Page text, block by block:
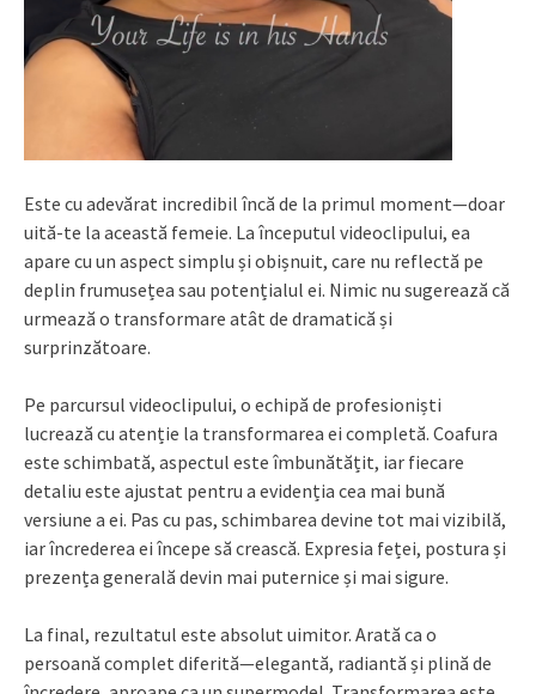
Este cu adevărat incredibil încă de la primul moment—doar
uită-te la această femeie. La începutul videoclipului, ea
apare cu un aspect simplu și obișnuit, care nu reflectă pe
deplin frumusețea sau potențialul ei. Nimic nu sugerează că
urmează o transformare atât de dramatică și
surprinzătoare.
Pe parcursul videoclipului, o echipă de profesioniști
lucrează cu atenție la transformarea ei completă. Coafura
este schimbată, aspectul este îmbunătățit, iar fiecare
detaliu este ajustat pentru a evidenția cea mai bună
versiune a ei. Pas cu pas, schimbarea devine tot mai vizibilă,
iar încrederea ei începe să crească. Expresia feței, postura și
prezența generală devin mai puternice și mai sigure.
La final, rezultatul este absolut uimitor. Arată ca o
persoană complet diferită—elegantă, radiantă și plină de